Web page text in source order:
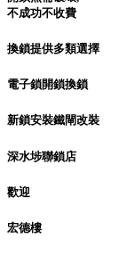
不成功不收費
換鎖提供多類選擇
電子鎖開鎖換鎖
新鎖安裝鐵閘改裝
深水埗聯鎖店
歡迎
宏德樓